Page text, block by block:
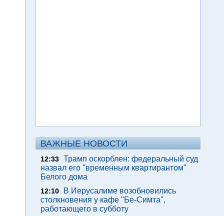
ВАЖНЫЕ НОВОСТИ
12:33 Трамп оскорблен: федеральный суд
назвал его "временным квартирантом"
Белого дома
12:10
В Иерусалиме возобновились
столкновения у кафе "Бе-Симта",
работающего в субботу